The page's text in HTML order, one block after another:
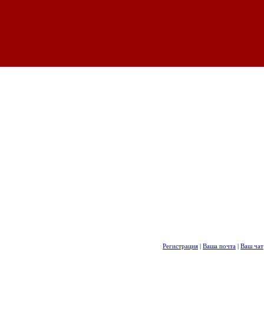
Регистрация | Ваша почта | Ваш чат